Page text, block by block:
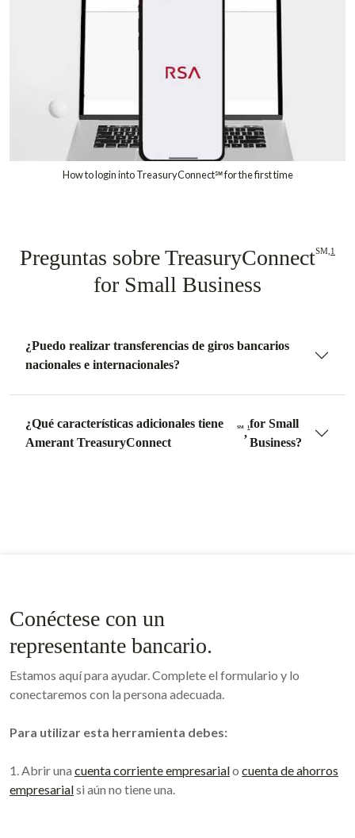
How to login into TreasuryConnect℠ for the first time
Preguntas sobre TreasuryConnectSM, 1
for Small Business
¿Puedo realizar transferencias de giros bancarios
nacionales e internacionales?
¿Qué características adicionales tiene
Amerant TreasuryConnect
SM,1for Small
Business?
Conéctese con un
representante bancario.
Estamos aquí para ayudar. Complete el formulario y lo
conectaremos con la persona adecuada.
Para utilizar esta herramienta debes:
1. Abrir una cuenta corriente empresarialo cuenta de ahorros
empresarialsi aún no tiene una.